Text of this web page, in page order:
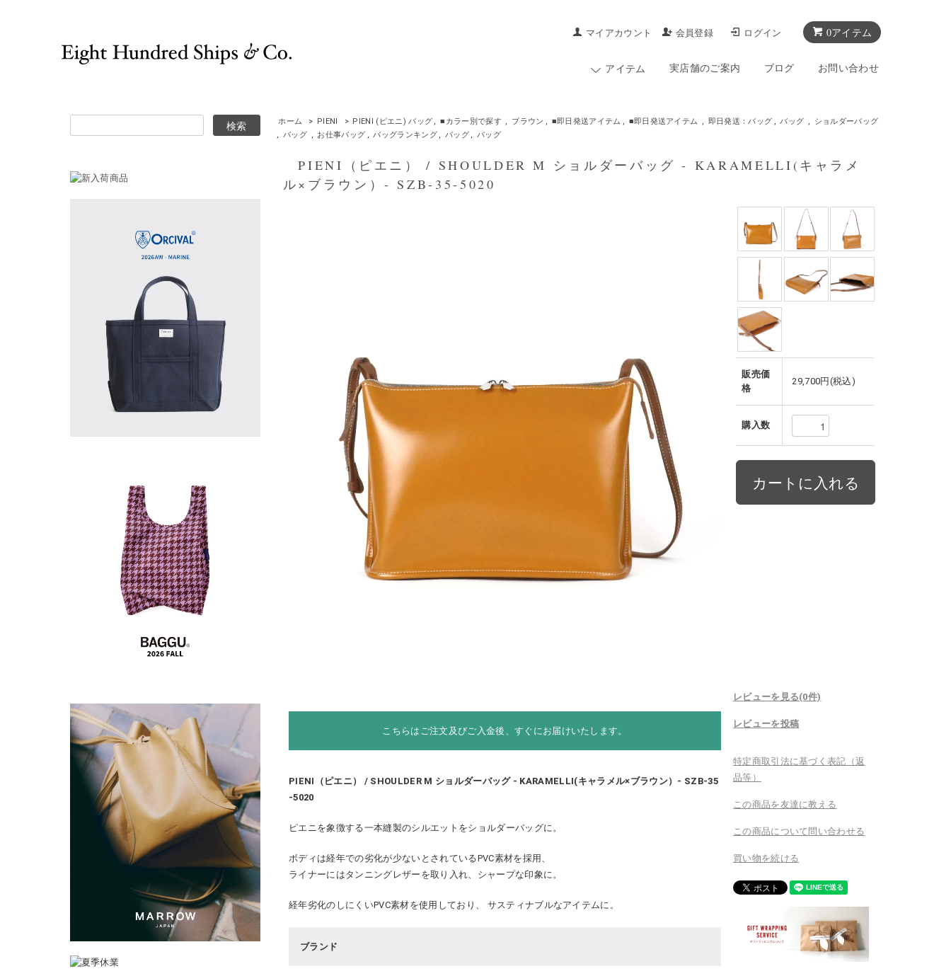
0アイテム
マイアカウント 会員登録 ログイン
アイテム 実店舗のご案内 ブログ お問い合わせ
ホーム > PIENI > PIENI (ピエニ) バッグ , ■カラー別で探す , ブラウン , ■即日発送アイテム , ■即日発送アイテム , 即日発送：バッグ , バッグ ,
ショルダーバッグ
, バッグ , お仕事バッグ , バッグランキング , バッグ , バッグ
PIENI（ピエニ） / SHOULDER M ショルダーバッグ - KARAMELLI(キャラメ
ル×ブラウン）- SZB-35-5020
販売価
格
29,700円(税込)
購入数
こちらはご注文及びご入金後、すぐにお届けいたします。
PIENI（ピエニ） / SHOULDER M ショルダーバッグ - KARAMELLI(キャラメル×ブラウン）- SZB-35
-5020
ピエニを象徴する一本縫製のシルエットをショルダーバッグに。
ボディは経年での劣化が少ないとされているPVC素材を採用、
ライナーにはタンニングレザーを取り入れ、シャープな印象に。
経年劣化のしにくいPVC素材を使用しており、 サスティナブルなアイテムに。
ブランド
レビューを見る(0件)
レビューを投稿
特定商取引法に基づく表記（返
品等）
この商品を友達に教える
この商品について問い合わせる
買い物を続ける